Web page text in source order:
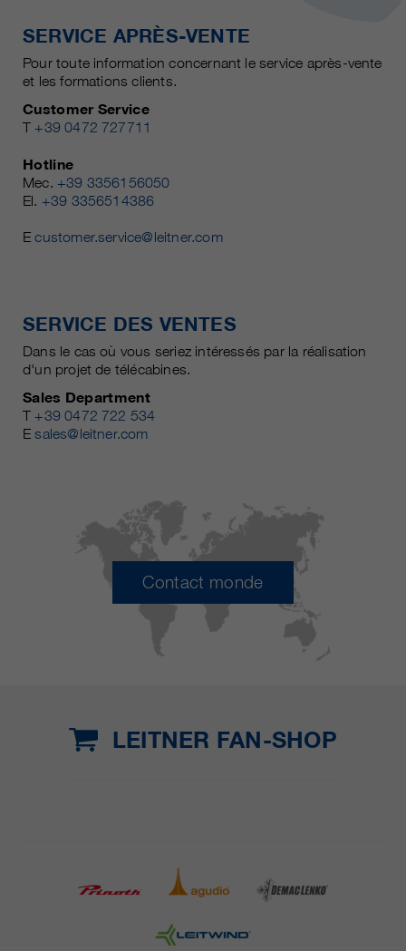
SERVICE APRÈS-VENTE
Pour toute information concernant le service après-vente
et les formations clients.
Customer Service
T +39 0472 727711
Hotline
Mec. +39 3356156050
El. +39 3356514386
Ecustomer.service@leitner.com
SERVICE DES VENTES
Dans le cas où vous seriez intéressés par la réalisation
d'un projet de télécabines.
Sales Department
T +39 0472 722 534
Esales@leitner.com
Contact monde
LEITNER FAN-SHOP